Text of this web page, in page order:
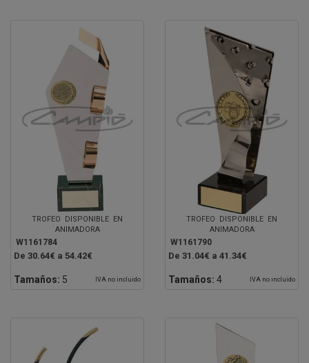
TROFEO DISPONIBLE EN
ANIMADORA
W1161784
De 30.64€ a 54.42€
Tamaños: 5 IVA no incluido
TROFEO DISPONIBLE EN
ANIMADORA
W1161790
De 31.04€ a 41.34€
Tamaños: 4 IVA no incluido